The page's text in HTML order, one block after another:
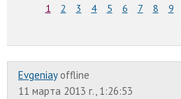
1 2 3 4 5 6 7 8 9
Evgeniay offline
11 марта 2013 г., 1:26:53